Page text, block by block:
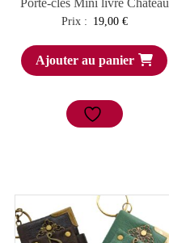
Porte-clés Mini livre Château
Prix : 19,00 €
Ajouter au panier